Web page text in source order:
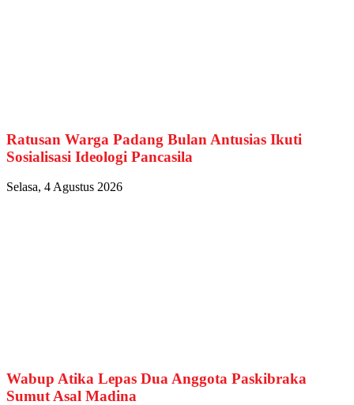
Ratusan Warga Padang Bulan Antusias Ikuti
Sosialisasi Ideologi Pancasila
Selasa, 4 Agustus 2026
Wabup Atika Lepas Dua Anggota Paskibraka
Sumut Asal Madina